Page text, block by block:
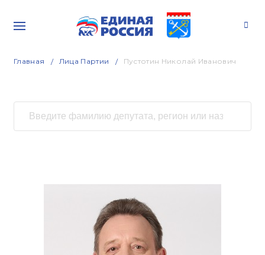
Главная Лица Партии Пустотин Николай Иванович